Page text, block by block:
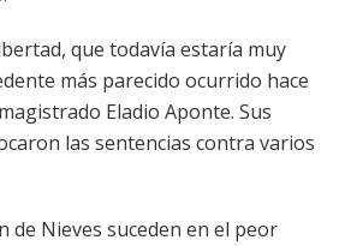
que todavía estaría muy
más parecido ocurrido hace
Eladio Aponte. Sus
las sentencias contra varios
de Nieves suceden en el peor